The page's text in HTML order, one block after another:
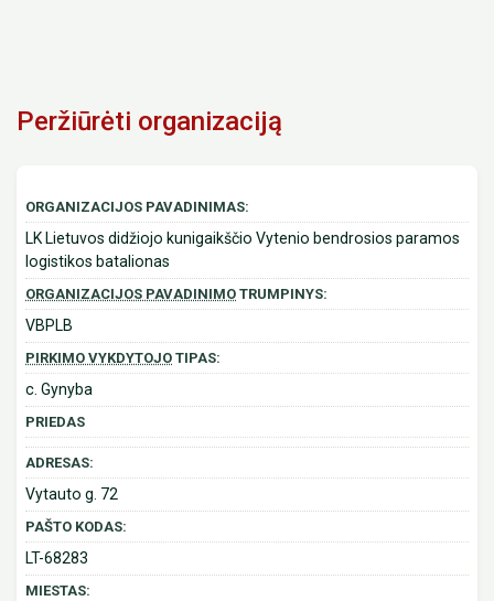
Peržiūrėti organizaciją
ORGANIZACIJOS PAVADINIMAS:
LK Lietuvos didžiojo kunigaikščio Vytenio bendrosios paramos
logistikos batalionas
ORGANIZACIJOS PAVADINIMO TRUMPINYS:
VBPLB
PIRKIMO VYKDYTOJO TIPAS:
c. Gynyba
PRIEDAS
ADRESAS:
Vytauto g. 72
PAŠTO KODAS:
LT-68283
MIESTAS: